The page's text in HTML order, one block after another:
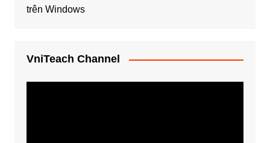
trên Windows
VniTeach Channel